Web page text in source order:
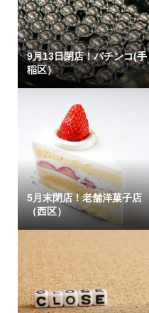
9月13日閉店！パチンコ(手
稲区）
5月末閉店！老舗洋菓子店
（西区）